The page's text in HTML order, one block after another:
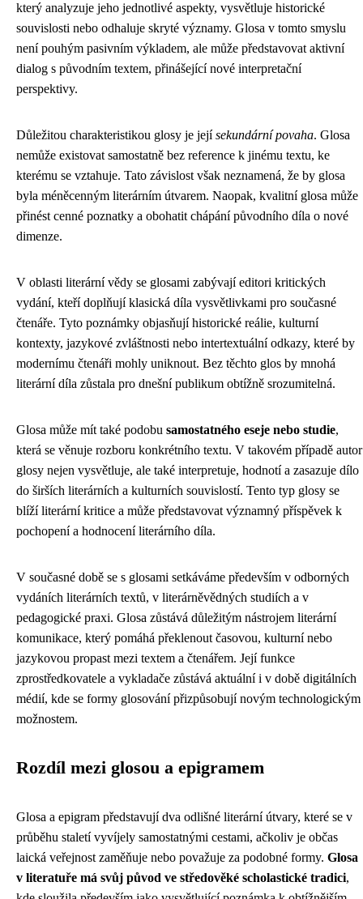
který analyzuje jeho jednotlivé aspekty, vysvětluje historické
souvislosti nebo odhaluje skryté významy. Glosa v tomto smyslu
není pouhým pasivním výkladem, ale může představovat aktivní
dialog s původním textem, přinášející nové interpretační
perspektivy.
Důležitou charakteristikou glosy je jejísekundární povaha. Glosa
nemůže existovat samostatně bez reference k jinému textu, ke
kterému se vztahuje. Tato závislost však neznamená, že by glosa
byla méněcenným literárním útvarem. Naopak, kvalitní glosa může
přinést cenné poznatky a obohatit chápání původního díla o nové
dimenze.
V oblasti literární vědy se glosami zabývají editori kritických
vydání, kteří doplňují klasická díla vysvětlivkami pro současné
čtenáře. Tyto poznámky objasňují historické reálie, kulturní
kontexty, jazykové zvláštnosti nebo intertextuální odkazy, které by
modernímu čtenáři mohly uniknout. Bez těchto glos by mnohá
literární díla zůstala pro dnešní publikum obtížně srozumitelná.
Glosa může mít také podobu samostatného eseje nebo studie,
která se věnuje rozboru konkrétního textu. V takovém případě autor
glosy nejen vysvětluje, ale také interpretuje, hodnotí a zasazuje dílo
do širších literárních a kulturních souvislostí. Tento typ glosy se
blíží literární kritice a může představovat významný příspěvek k
pochopení a hodnocení literárního díla.
V současné době se s glosami setkáváme především v odborných
vydáních literárních textů, v literárněvědných studiích a v
pedagogické praxi. Glosa zůstává důležitým nástrojem literární
komunikace, který pomáhá překlenout časovou, kulturní nebo
jazykovou propast mezi textem a čtenářem. Její funkce
zprostředkovatele a vykladače zůstává aktuální i v době digitálních
médií, kde se formy glosování přizpůsobují novým technologickým
možnostem.
Rozdíl mezi glosou a epigramem
Glosa a epigram představují dva odlišné literární útvary, které se v
průběhu staletí vyvíjely samostatnými cestami, ačkoliv je občas
laická veřejnost zaměňuje nebo považuje za podobné formy. Glosa
v literatuře má svůj původ ve středověké scholastické tradici,